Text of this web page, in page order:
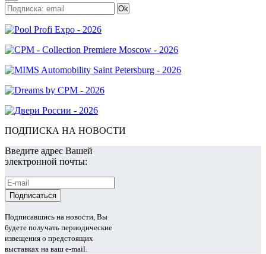
ПОДПИСКА НА НОВОСТИ
Введите адрес Вашей
электронной почты:
Подписавшись на новости, Вы
будете получать периодические
извещения о предстоящих
выставках на ваш e-mail.